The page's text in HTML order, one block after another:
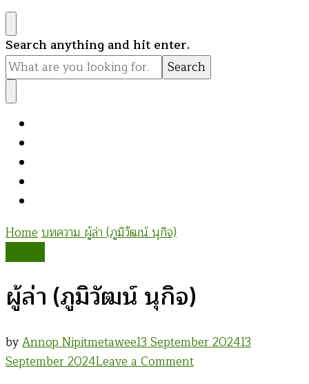
Looking
for
Something?
Search anything and hit enter.
Homeบทความผู้ล่า (ภูมิวัฒน์ นุกิจ)
ผู้ล่า (ภูมิวัฒน์ นุกิจ)
byAnnop Nipitmetawee13 September 202413
September 2024Leave a Commenton